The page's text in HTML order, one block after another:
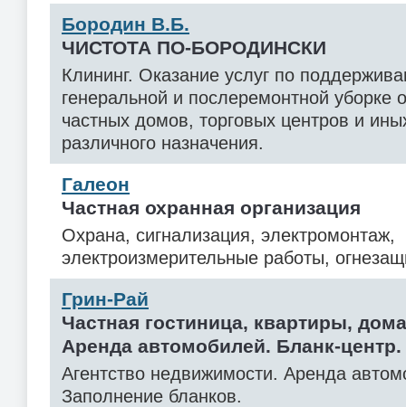
Бородин В.Б.
ЧИСТОТА ПО-БОРОДИНСКИ
Клининг. Оказание услуг по
генеральной и послеремонтной уборке
частных домов, торговых центров и
различного назначения.
Галеон
Частная охранная организация
Охрана, сигнализация, электромонтаж,
электроизмерительные работы,
Грин-Рай
Частная гостиница, квартиры,
Аренда автомобилей. Бланк-центр.
Агентство недвижимости. Аренда
Заполнение бланков.